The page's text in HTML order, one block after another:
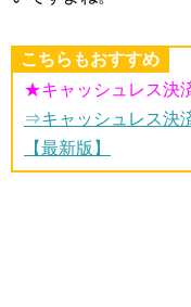
こちらもおすすめ
★キャッシュレス決
⇒キャッシュレス決
【最新版】